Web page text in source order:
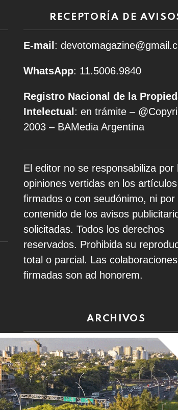
RECEPTORÍA DE
E-mail :
WhatsApp: 11.5006.9840
Registro Nacional de la
Intelectual : en trámite –
2003 – BAMedia Argentina
El editor no se responsabiliza por
opiniones vertidas en los artículos
firmados o con seudónimo, ni por
contenido de los avisos
solicitadas. Todos los derechos
reservados. Prohibida su
total o parcial. Las colaboraciones
firmadas son ad honorem.
ARCHIVOS
Archivos
Home Contacto Política de